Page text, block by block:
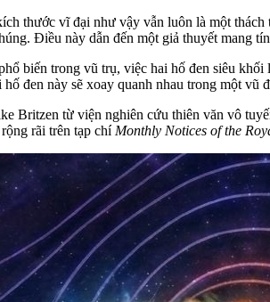
thước vĩ đại như vậy vẫn luôn là một
Điều này dẫn đến một giả thuyết mang
biến trong vũ trụ, việc hai hố đen siêu
đen này sẽ xoay quanh nhau trong một vũ
Britzen từ viện nghiên cứu thiên văn vô
rãi trên tạp chí Monthly Notices of the